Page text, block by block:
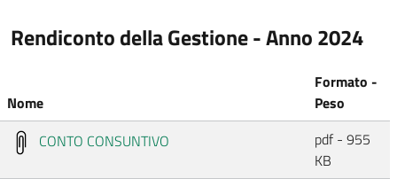
Rendiconto della Gestione - Anno 2024
Nome
Formato -
Peso
CONTO CONSUNTIVO
pdf - 955
KB